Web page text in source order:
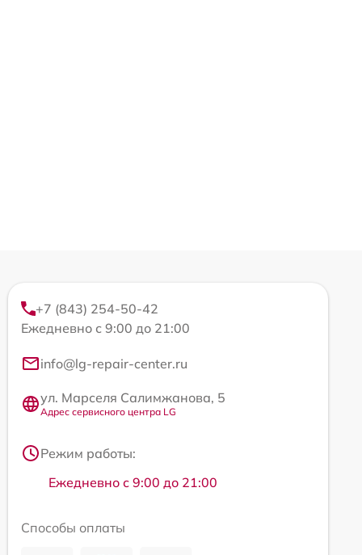
+7 (843) 254-50-42
Ежедневно с 9:00 до 21:00
info@lg-repair-center.ru
ул. Марселя Салимжанова, 5
Адрес сервисного центра LG
Режим работы:
Ежедневно с 9:00 до 21:00
Способы оплаты